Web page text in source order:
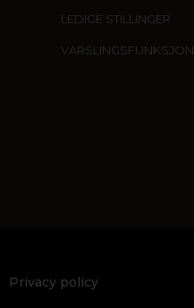
LEDIGE STILLINGER
VARSLINGSFUNKSJON
Privacy policy